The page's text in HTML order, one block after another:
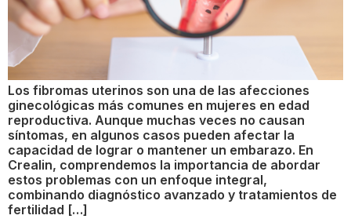
Los fibromas uterinos son una de las afecciones
ginecológicas más comunes en mujeres en edad
reproductiva. Aunque muchas veces no causan
síntomas, en algunos casos pueden afectar la
capacidad de lograr o mantener un embarazo. En
Crealin, comprendemos la importancia de abordar
estos problemas con un enfoque integral,
combinando diagnóstico avanzado y tratamientos de
fertilidad […]